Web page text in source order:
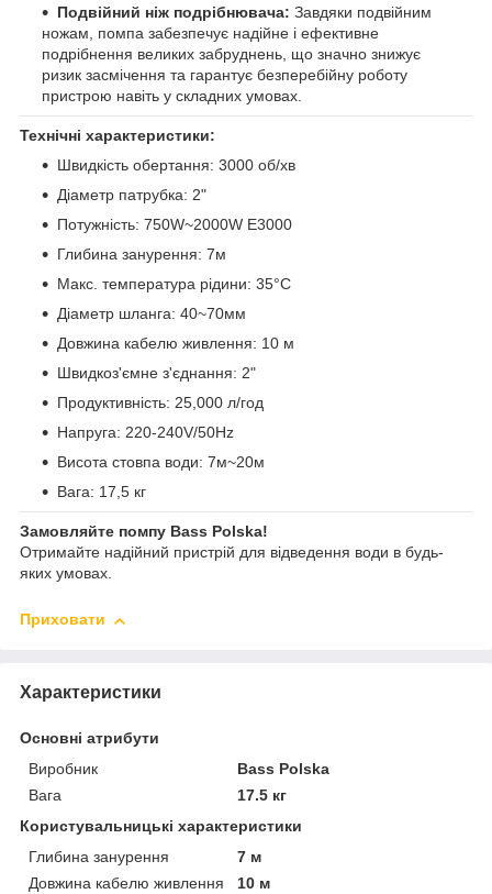
Подвійний ніж подрібнювача: Завдяки подвійним
ножам, помпа забезпечує надійне і ефективне
подрібнення великих забруднень, що значно знижує
ризик засмічення та гарантує безперебійну роботу
пристрою навіть у складних умовах.
Технічні характеристики:
Швидкість обертання: 3000 об/хв
Діаметр патрубка: 2"
Потужність: 750W~2000W E3000
Глибина занурення: 7м
Макс. температура рідини: 35°C
Діаметр шланга: 40~70мм
Довжина кабелю живлення: 10 м
Швидкоз'ємне з'єднання: 2"
Продуктивність: 25,000 л/год
Напруга: 220-240V/50Hz
Висота стовпа води: 7м~20м
Вага: 17,5 кг
Замовляйте помпу Bass Polska!
Отримайте надійний пристрій для відведення води в будь-
яких умовах.
Приховати
Характеристики
Основні атрибути
Виробник
Bass Polska
Вага
17.5 кг
Користувальницькі характеристики
Глибина занурення
7 м
Довжина кабелю живлення
10 м